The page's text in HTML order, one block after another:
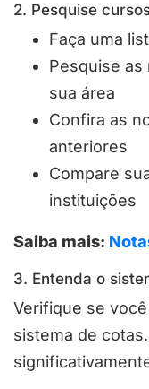
2. Pesquise
Faça uma
Pesquise as
sua área
Confira as
anteriores
Compare
instituições
Saiba mais:
3. Entenda o
Verifique se
sistema de